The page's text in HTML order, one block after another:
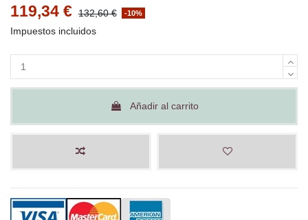
119,34 € 132,60 € -10%
Impuestos incluidos
Añadir al carrito